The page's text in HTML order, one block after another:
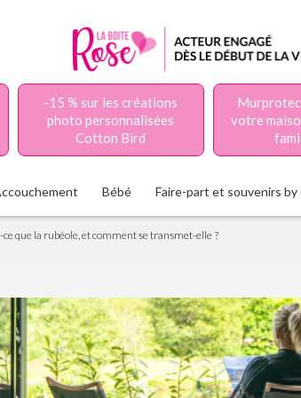
-15 % sur les créations
photo personnalisées
Cotton Bird
votre
Bébé Faire-part et souvenirs
ce que la rubéole, et comment se transmet-elle ?